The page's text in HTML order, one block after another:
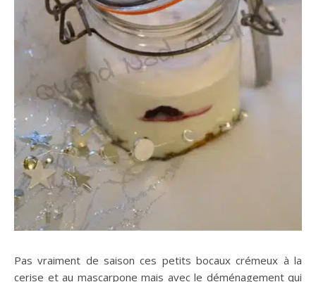
Pas vraiment de saison ces petits bocaux crémeux à la
cerise et au mascarpone mais avec le déménagement qui